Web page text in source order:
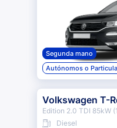
Segunda mano
Autónomos o
Volkswagen T-
Edition 2.0 TDI 85kW
Diesel